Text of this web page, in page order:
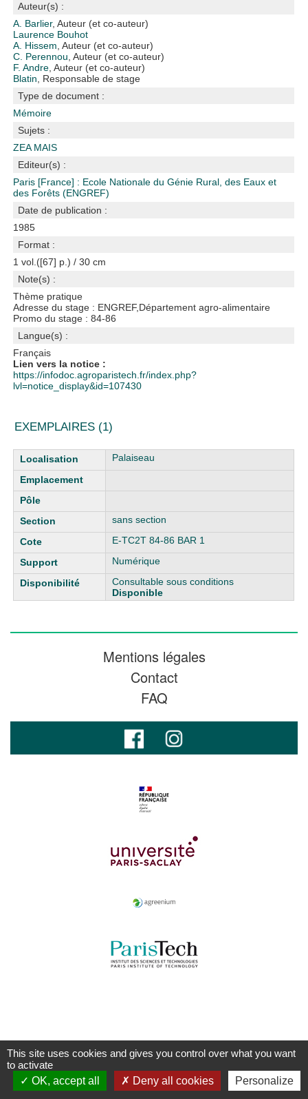
Auteur(s) :
A. Barlier, Auteur (et co-auteur)
Laurence Bouhot
A. Hissem , Auteur (et co-auteur)
C. Perennou , Auteur (et co-auteur)
F. Andre , Auteur (et co-auteur)
Blatin , Responsable de stage
Type de document :
Mémoire
Sujets :
ZEA MAIS
Editeur(s) :
Paris [France] : Ecole Nationale du Génie Rural, des Eaux et
des Forêts (ENGREF)
Date de publication :
1985
Format :
1 vol.([67] p.) / 30 cm
Note(s) :
Thème pratique
Adresse du stage : ENGREF,Département agro-alimentaire
Promo du stage : 84-86
Langue(s) :
Français
Lien vers la notice :
https://infodoc.agroparistech.fr/index.php?
lvl=notice_display&id=107430
EXEMPLAIRES (1)
Liste des exemplaires Palaiseau
sans section
E-TC2T 84-86 BAR 1
Numérique
Consultable sous conditions
Disponible
Mentions légales
Contact
FAQ
This site uses cookies and gives you control over what you want
to activate
OK, accept all
Deny all cookies Personalize